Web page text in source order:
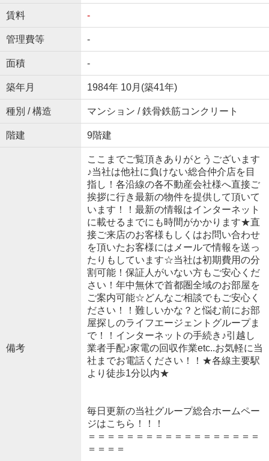
賃料 -
管理費等 -
面積 -
築年月 1984年 10月(築41年)
種別 / 構造 マンション / 鉄骨鉄筋コンクリート
階建 9階建
備考
ここまでご覧頂きありがとうございます
♪当社は他社に負けない総合仲介店を目
指し！各沿線の各不動産会社様へ直接ご
挨拶に行き最新の物件を提供して頂いて
います！！最新の情報はインターネット
に載せるまでにも時間がかかります★直
接ご来店のお客様もしくはお問い合わせ
を頂いたお客様にはメールで情報を送っ
たりもしています☆当社は初期費用の分
割可能！保証人がいない方もご安心くだ
さい！年中無休で首都圏全域のお部屋を
ご案内可能☆どんなご相談でもご安心く
ださい！！難しいかな？と悩む前にお部
屋探しのライフエージェントグループま
で！！インターネットの手続き♪引越し
業者手配♪家電の回収作業etc..お気軽に当
社までお電話ください！！★各線主要駅
より徒歩1分以内★
毎日更新の当社グループ総合ホームペー
ジはこちら！！！
＝＝＝＝＝＝＝＝＝＝＝＝＝＝＝＝＝＝
＝＝＝＝